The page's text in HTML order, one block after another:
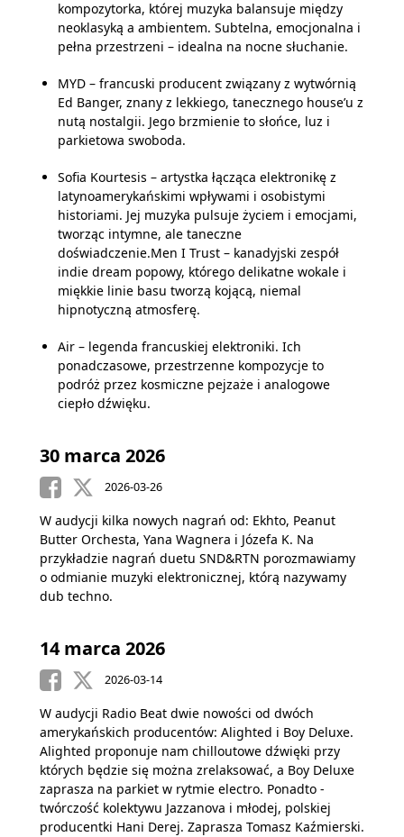
kompozytorka, której muzyka balansuje między
neoklasyką a ambientem. Subtelna, emocjonalna i
pełna przestrzeni – idealna na nocne słuchanie.
MYD – francuski producent związany z wytwórnią
Ed Banger, znany z lekkiego, tanecznego house’u z
nutą nostalgii. Jego brzmienie to słońce, luz i
parkietowa swoboda.
Sofia Kourtesis – artystka łącząca elektronikę z
latynoamerykańskimi wpływami i osobistymi
historiami. Jej muzyka pulsuje życiem i emocjami,
tworząc intymne, ale taneczne
doświadczenie.Men I Trust – kanadyjski zespół
indie dream popowy, którego delikatne wokale i
miękkie linie basu tworzą kojącą, niemal
hipnotyczną atmosferę.
Air – legenda francuskiej elektroniki. Ich
ponadczasowe, przestrzenne kompozycje to
podróż przez kosmiczne pejzaże i analogowe
ciepło dźwięku.
30 marca 2026
2026-03-26
W audycji kilka nowych nagrań od: Ekhto, Peanut
Butter Orchesta, Yana Wagnera i Józefa K. Na
przykładzie nagrań duetu SND&RTN porozmawiamy
o odmianie muzyki elektronicznej, którą nazywamy
dub techno.
14 marca 2026
2026-03-14
W audycji Radio Beat dwie nowości od dwóch
amerykańskich producentów: Alighted i Boy Deluxe.
Alighted proponuje nam chilloutowe dźwięki przy
których będzie się można zrelaksować, a Boy Deluxe
zaprasza na parkiet w rytmie electro. Ponadto -
twórczość kolektywu Jazzanova i młodej, polskiej
producentki Hani Derej. Zaprasza Tomasz Kaźmierski.